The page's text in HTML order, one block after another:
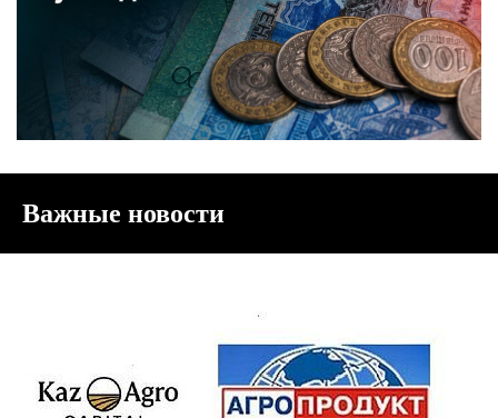
Важные новости